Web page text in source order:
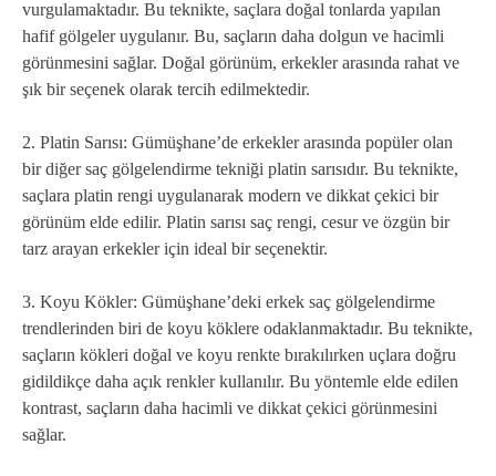
vurgulamaktadır. Bu teknikte, saçlara doğal tonlarda yapılan
hafif gölgeler uygulanır. Bu, saçların daha dolgun ve hacimli
görünmesini sağlar. Doğal görünüm, erkekler arasında rahat ve
şık bir seçenek olarak tercih edilmektedir.
2. Platin Sarısı: Gümüşhane’de erkekler arasında popüler olan
bir diğer saç gölgelendirme tekniği platin sarısıdır. Bu teknikte,
saçlara platin rengi uygulanarak modern ve dikkat çekici bir
görünüm elde edilir. Platin sarısı saç rengi, cesur ve özgün bir
tarz arayan erkekler için ideal bir seçenektir.
3. Koyu Kökler: Gümüşhane’deki erkek saç gölgelendirme
trendlerinden biri de koyu köklere odaklanmaktadır. Bu teknikte,
saçların kökleri doğal ve koyu renkte bırakılırken uçlara doğru
gidildikçe daha açık renkler kullanılır. Bu yöntemle elde edilen
kontrast, saçların daha hacimli ve dikkat çekici görünmesini
sağlar.